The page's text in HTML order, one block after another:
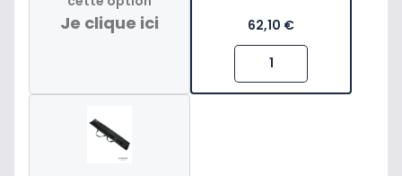
Je clique ici
62,10 €